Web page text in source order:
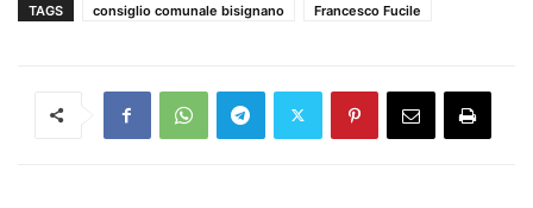
TAGS consiglio comunale bisignano Francesco Fucile